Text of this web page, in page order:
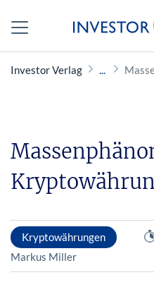
Investor Verlag
Kryptowährungen
Markus Miller